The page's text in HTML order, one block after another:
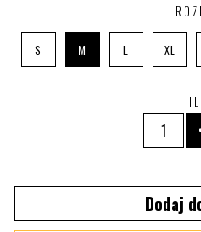
S M L XL
Dodaj